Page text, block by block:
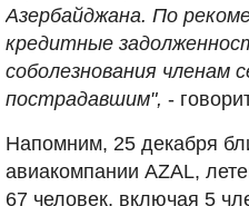
Азербайджана. По
кредитные
соболезнования членам
пострадавшим", -
Напомним, 25 декабря
авиакомпании AZAL,
67 человек, включая 5